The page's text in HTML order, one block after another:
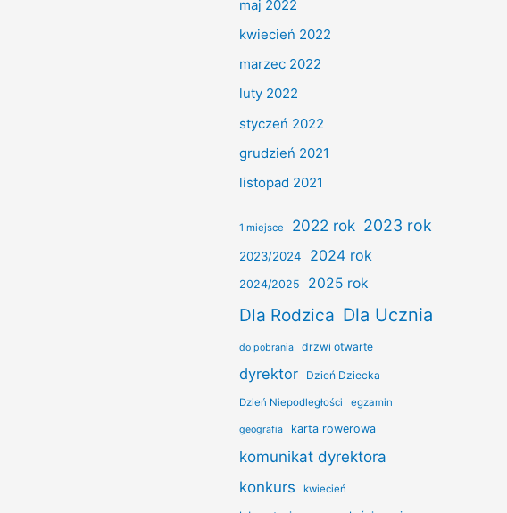
maj 2022
kwiecień 2022
marzec 2022
luty 2022
styczeń 2022
grudzień 2021
listopad 2021
1 miejsce 2022 rok 2023 rok
2023/2024 2024 rok
2024/2025 2025 rok
Dla Rodzica Dla Ucznia
do pobrania drzwi otwarte
dyrektor Dzień Dziecka
Dzień Niepodległości egzamin
geografia karta rowerowa
komunikat dyrektora
konkurs kwiecień